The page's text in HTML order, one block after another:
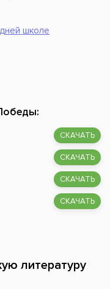
школе
СКАЧАТЬ
СКАЧАТЬ
СКАЧАТЬ
СКАЧАТЬ
литературу